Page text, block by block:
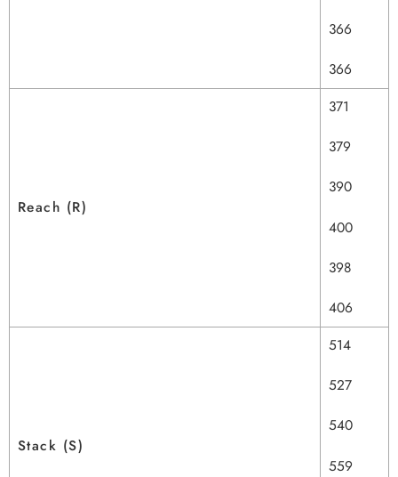
366
366
Reach (R)
371
379
390
400
398
406
Stack (S)
514
527
540
559